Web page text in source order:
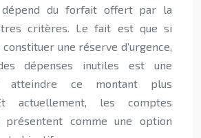
dépend du forfait offert par la
critères. Le fait est que si
une réserve d’urgence,
dépenses inutiles est une
atteindre ce montant plus
actuellement, les comptes
présentent comme une option